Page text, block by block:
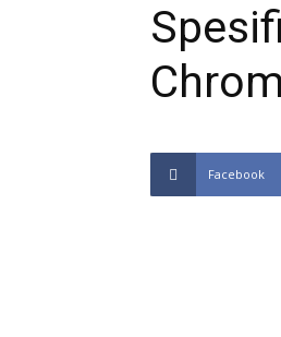
Facebook